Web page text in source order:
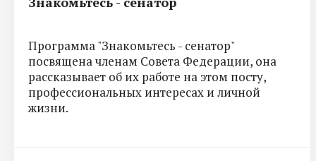
Программа "Знакомьтесь - сенатор"
посвящена членам Совета Федерации, она
рассказывает об их работе на этом посту,
профессиональных интересах и личной
жизни.